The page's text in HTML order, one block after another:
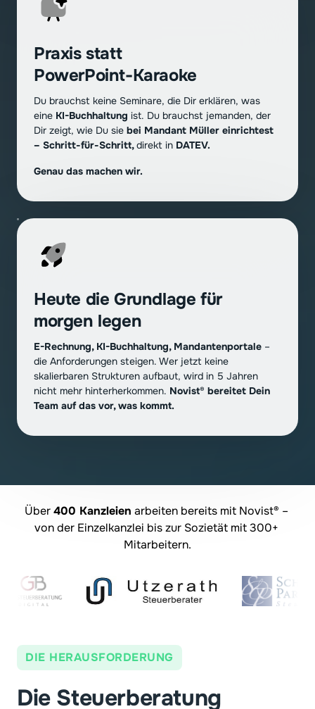
Praxis statt
PowerPoint-Karaoke
Du brauchst keine Seminare, die Dir erklären, was
eine KI-Buchhaltung ist. Du brauchst jemanden, der
Dir zeigt, wie Du sie bei Mandant Müller einrichtest
– Schritt-für-Schritt, direkt in DATEV.
Genau das machen wir.
Heute die Grundlage für
morgen legen
E-Rechnung, KI-Buchhaltung, Mandantenportale –
die Anforderungen steigen. Wer jetzt keine
skalierbaren Strukturen aufbaut, wird in 5 Jahren
nicht mehr hinterherkommen. Novist® bereitet Dein
Team auf das vor, was kommt.
Über 400 Kanzleien arbeiten bereits mit Novist® –
von der Einzelkanzlei bis zur Sozietät mit 300+
Mitarbeitern.
DIE HERAUSFORDERUNG
Die Steuerberatung